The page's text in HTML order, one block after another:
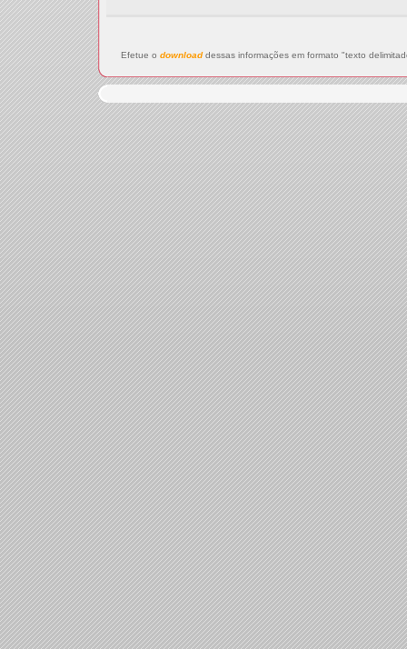
Efetue o downloaddessas informações em formato "texto